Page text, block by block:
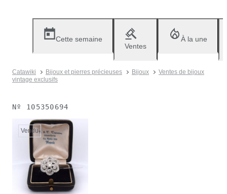
Cette semaine
Ventes
À la une
Catawiki Bijoux et pierres précieuses Bijoux
Ventes de bijoux
vintage exclusifs
Nº 105350694
Vendu